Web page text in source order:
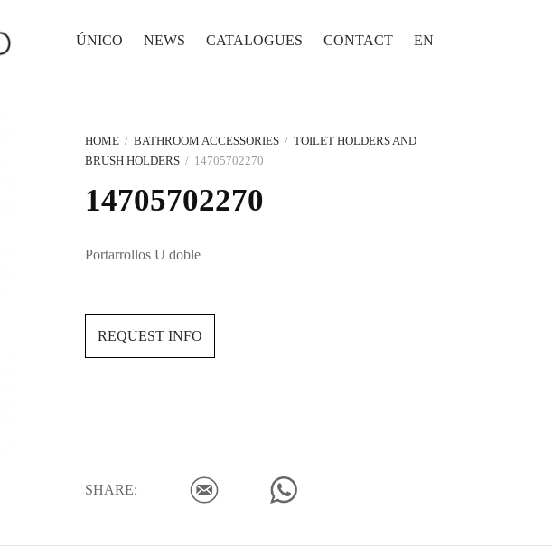
ÚNICO NEWS CATALOGUES CONTACT EN
HOME / BATHROOM ACCESSORIES / TOILET HOLDERS AND
BRUSH HOLDERS / 14705702270
14705702270
Portarrollos U doble
REQUEST INFO
SHARE: